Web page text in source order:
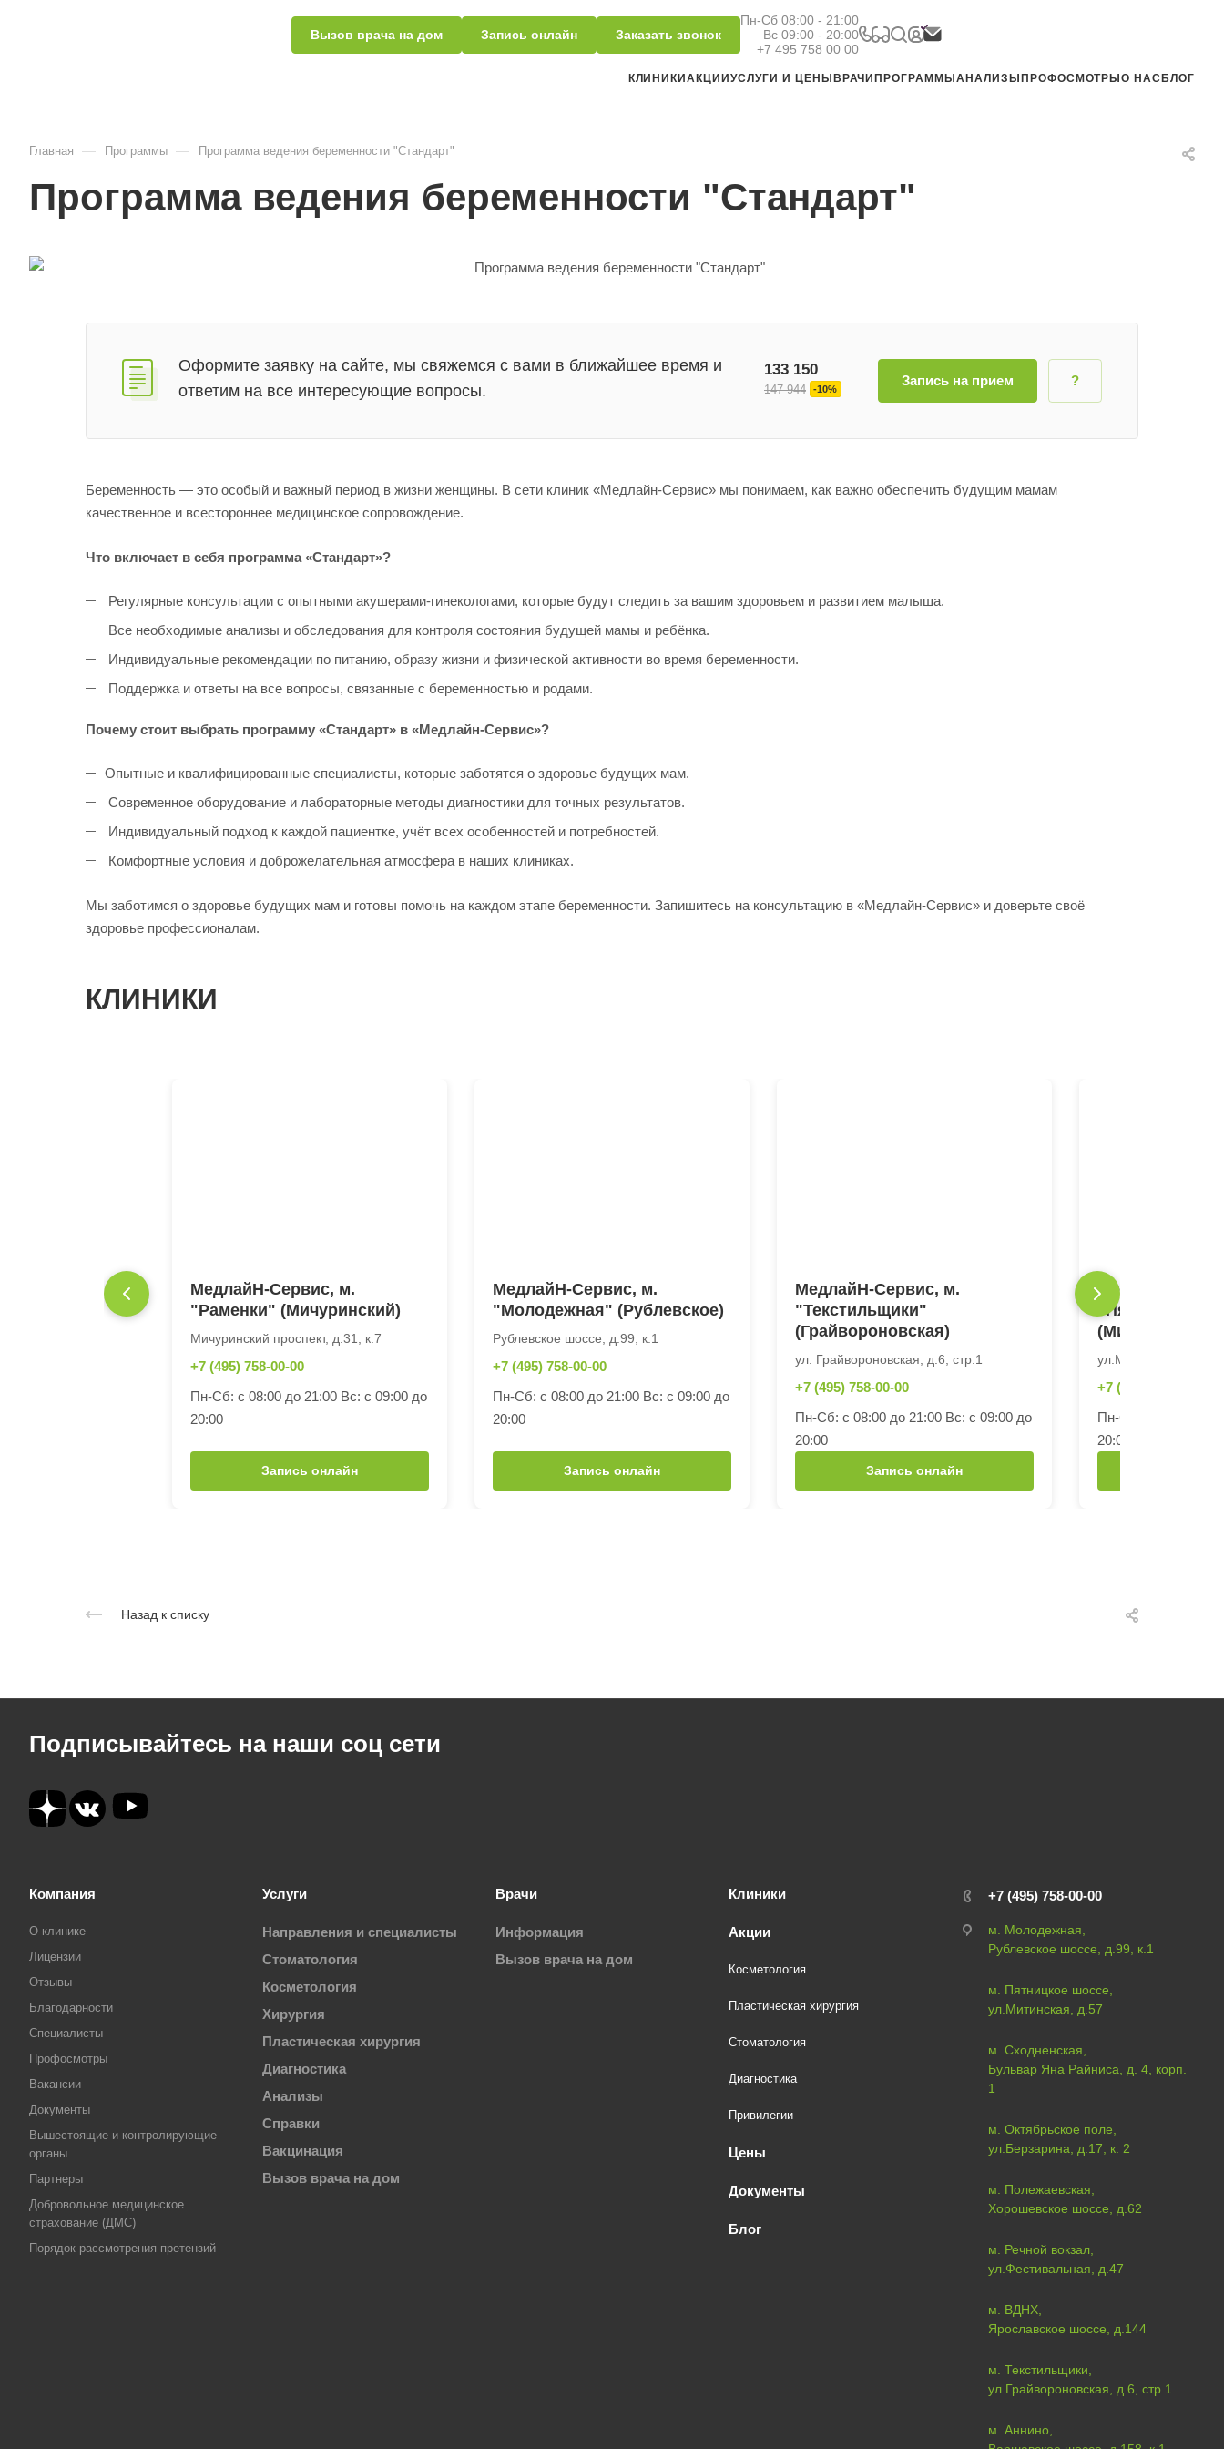
Вызов врача на дом Запись онлайн Заказать звонок
Пн-Сб 08:00 - 21:00
Вс 09:00 - 20:00
+7 495 758 00 00
КЛИНИКИАКЦИИУСЛУГИ И ЦЕНЫ ВРАЧИ ПРОГРАММЫАНАЛИЗЫ ПРОФОСМОТРЫО НАС БЛОГ
Главная — Программы — Программа ведения беременности "Стандарт"
Программа ведения беременности "Стандарт"
Оформите заявку на сайте, мы свяжемся с вами в ближайшее время и
ответим на все интересующие вопросы.
133 150
147 944 -10%
Запись на прием ?
Беременность — это особый и важный период в жизни женщины. В сети клиник «Медлайн-Сервис» мы понимаем, как важно обеспечить будущим мамам
качественное и всестороннее медицинское сопровождение.
Что включает в себя программа «Стандарт»?
Регулярные консультации с опытными акушерами-гинекологами, которые будут следить за вашим здоровьем и развитием малыша.
Все необходимые анализы и обследования для контроля состояния будущей мамы и ребёнка.
Индивидуальные рекомендации по питанию, образу жизни и физической активности во время беременности.
Поддержка и ответы на все вопросы, связанные с беременностью и родами.
Почему стоит выбрать программу «Стандарт» в «Медлайн-Сервис»?
Опытные и квалифицированные специалисты, которые заботятся о здоровье будущих мам.
Современное оборудование и лабораторные методы диагностики для точных результатов.
Индивидуальный подход к каждой пациентке, учёт всех особенностей и потребностей.
Комфортные условия и доброжелательная атмосфера в наших клиниках.
Мы заботимся о здоровье будущих мам и готовы помочь на каждом этапе беременности. Запишитесь на консультацию в «Медлайн-Сервис» и доверьте своё
здоровье профессионалам.
КЛИНИКИ
МедлайН-Сервис, м.
"Раменки" (Мичуринский)
Мичуринский проспект, д.31, к.7
+7 (495) 758-00-00
Пн-Сб: с 08:00 до 21:00 Вс: с 09:00 до
20:00
Запись онлайн
МедлайН-Сервис, м.
"Молодежная" (Рублевское)
Рублевское шоссе, д.99, к.1
+7 (495) 758-00-00
Пн-Сб: с 08:00 до 21:00 Вс: с 09:00 до
20:00
Запись онлайн
МедлайН-Сервис, м.
"Текстильщики"
(Грайвороновская)
ул. Грайвороновская, д.6, стр.1
+7 (495) 758-00-00
Пн-Сб: с 08:00 до 21:00 Вс: с 09:00 до
20:00
Запись онлайн
МедлайН-
"Пятницкое
(Митинская)
ул.Митинская, д.57
+7 (495) 758-00-00
Пн-Сб: с 08:00 до
20:00
Назад к списку
Подписывайтесь на наши соц сети
Компания
О клинике
Лицензии
Отзывы
Благодарности
Специалисты
Профосмотры
Вакансии
Документы
Вышестоящие и контролирующие
органы
Партнеры
Добровольное медицинское
страхование (ДМС)
Порядок рассмотрения претензий
Услуги
Направления и специалисты
Стоматология
Косметология
Хирургия
Пластическая хирургия
Диагностика
Анализы
Справки
Вакцинация
Вызов врача на дом
Врачи
Информация
Вызов врача на дом
Клиники
Акции
Косметология
Пластическая хирургия
Стоматология
Диагностика
Привилегии
Цены
Документы
Блог
+7 (495) 758-00-00
м. Молодежная,
Рублевское шоссе, д.99, к.1
м. Пятницкое шоссе,
ул.Митинская, д.57
м. Сходненская,
Бульвар Яна Райниса, д. 4, корп.
1
м. Октябрьское поле,
ул.Берзарина, д.17, к. 2
м. Полежаевская,
Хорошевское шоссе, д.62
м. Речной вокзал,
ул.Фестивальная, д.47
м. ВДНХ,
Ярославское шоссе, д.144
м. Текстильщики,
ул.Грайвороновская, д.6, стр.1
м. Аннино,